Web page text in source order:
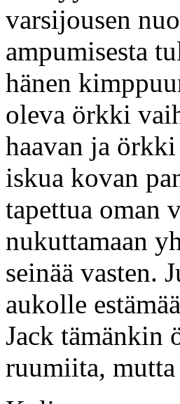
varsijousen
ampumisesta
hänen
oleva örkki
haavan ja
iskua kovan
tapettua oman
nukuttamaan
seinää vasten.
aukolle
Jack tämänkin
ruumiita, mutta